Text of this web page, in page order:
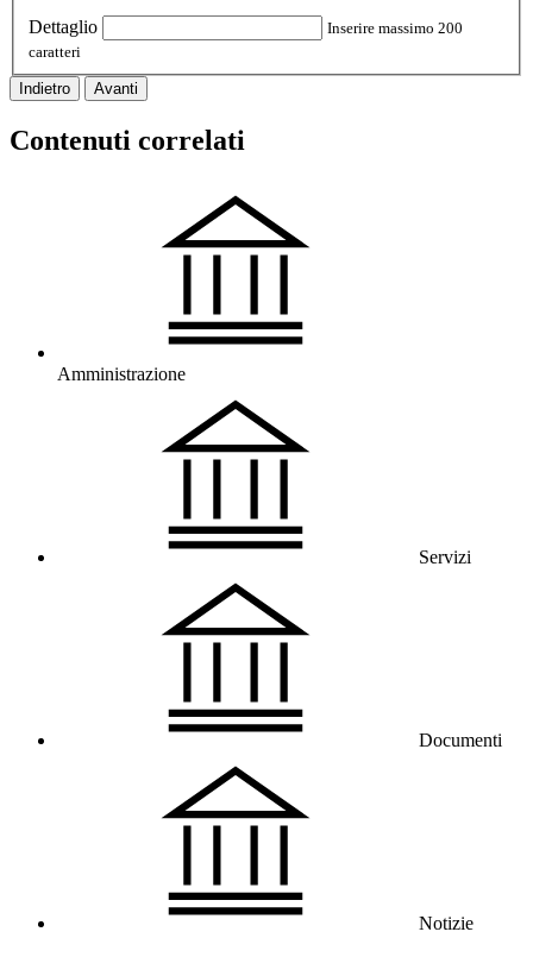
Dettaglio
Inserire massimo 200
caratteri
Indietro Avanti
Contenuti correlati
Amministrazione
Servizi
Documenti
Notizie